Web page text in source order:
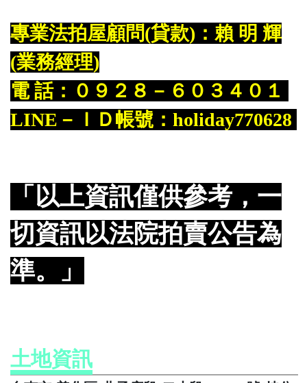
專業法拍屋顧問(貸款)：賴 明 輝
(業務經理)
電 話：０９２８－６０３４０１
LINE－ＩＤ帳號：holiday770628
「以上資訊僅供參考，一
切資訊以法院拍賣公告為
準。」
土地資訊